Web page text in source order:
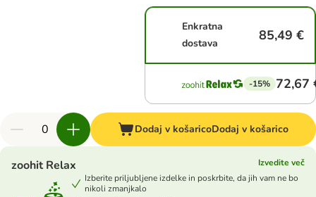
Enkratna
dostava
85,49 €
-15% 72,67
Dodaj v košaricoDodaj v košarico
zoohit Relax
Izvedite več
Izberite priljubljene izdelke in poskrbite, da jih vam ne bo
nikoli zmanjkalo